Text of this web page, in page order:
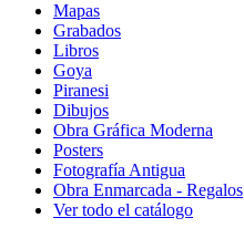
Mapas
Grabados
Libros
Goya
Piranesi
Dibujos
Obra Gráfica Moderna
Posters
Fotografía Antigua
Obra Enmarcada - Regalos
Ver todo el catálogo